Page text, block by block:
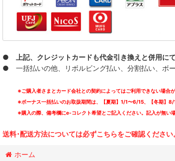
● 上記、クレジットカードも代金引き換えと併用にて
● 一括払いの他、リボルビング払い、分割払い、ボ
※ご購入者さまとカード会社との契約によってはご利用できない場合が
※ボーナス一括払いのお取扱期間は、【夏期】1/1〜6/15、【冬期】8/1
※購入の際、備考欄にe-コレクト希望とご記入ください。記入が無い場
送料･配送方法については必ずこちらをご確認ください
ホーム